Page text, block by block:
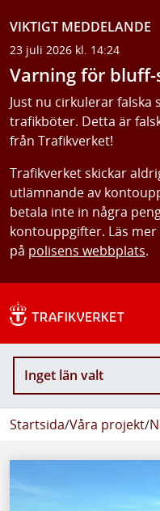
VIKTIGT MEDDELANDE
23 juli 2026 kl. 14:24
Varning för bluff-
Just nu cirkulerar falska
trafikböter. Detta är
från Trafikverket!
Trafikverket skickar
utlämnande av
betala inte in några
kontouppgifter. Läs
på polisens webbplats.
Inget län valt
Startsida/Våra projekt/